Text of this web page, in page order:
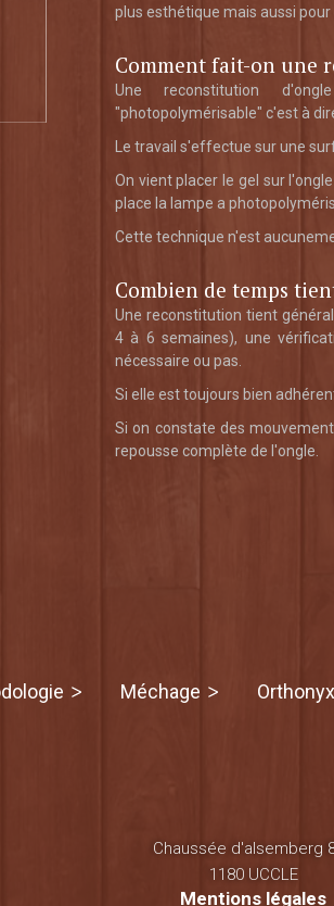
plus esthétique mais aussi pour
Comment fait-on une
Une reconstitution
"photopolymérisable" c'est à
Le travail s'effectue sur une
On vient placer le gel sur
place la lampe a
Cette technique n'est
Combien de temps
Une reconstitution tient
4 à 6 semaines), une
nécessaire ou pas.
Si elle est toujours bien
Si on constate des
repousse complète de l'ongle.
Méchage
Chaussée d'alsemberg
1180 UCCLE
Mentions légales